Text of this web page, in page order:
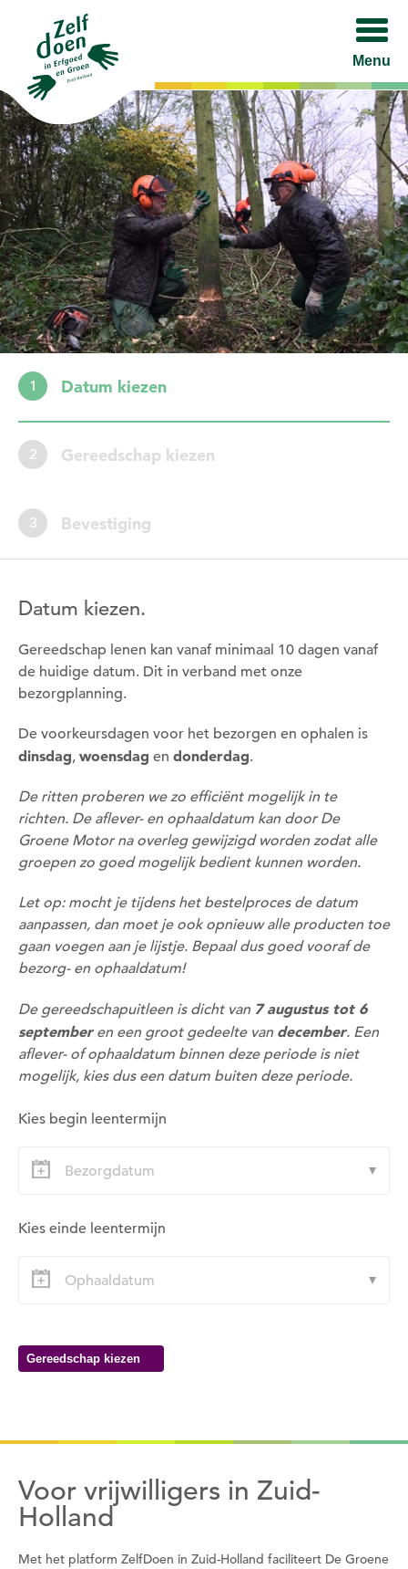
Menu
1 Datum kiezen
2 Gereedschap kiezen
3 Bevestiging
Datum kiezen.
Gereedschap lenen kan vanaf minimaal 10 dagen vanaf
de huidige datum. Dit in verband met onze
bezorgplanning.
De voorkeursdagen voor het bezorgen en ophalen is
dinsdag, woensdag en donderdag.
De ritten proberen we zo efficiënt mogelijk in te
richten. De aflever- en ophaaldatum kan door De
Groene Motor na overleg gewijzigd worden zodat alle
groepen zo goed mogelijk bedient kunnen worden.
Let op: mocht je tijdens het bestelproces de datum
aanpassen, dan moet je ook opnieuw alle producten toe
gaan voegen aan je lijstje. Bepaal dus goed vooraf de
bezorg- en ophaaldatum!
De gereedschapuitleen is dicht van 7 augustus tot 6
septemberen een groot gedeelte van december. Een
aflever- of ophaaldatum binnen deze periode is niet
mogelijk, kies dus een datum buiten deze periode.
Kies begin leentermijn
Kies einde leentermijn
Gereedschap kiezen
Voor vrijwilligers in Zuid-
Holland
Met het platform ZelfDoen in Zuid-Holland faciliteert De Groene
Om deze pagina op te slaan moet je ingelogd zijn.
Wil je nu inloggen?
Om gereedschap te kunnen lenen moet je ingelogd
Wil je nu inloggen?
Ja Nee
Om gereedschap te kunnen lenen moet je eerst
Nee